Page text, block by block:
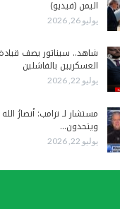
اليمن (فيديو)
يوليو 26, 2026
شاهد.. سيناتور يصف قيادة
العسكريين بالفاشلين
يوليو 22, 2026
مستشار لـ ترامب: أنصارُ
ويتحدون…
يوليو 22, 2026